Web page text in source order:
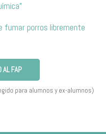
fumar porros libremente
AL FAP
para alumnos y ex-alumnos)